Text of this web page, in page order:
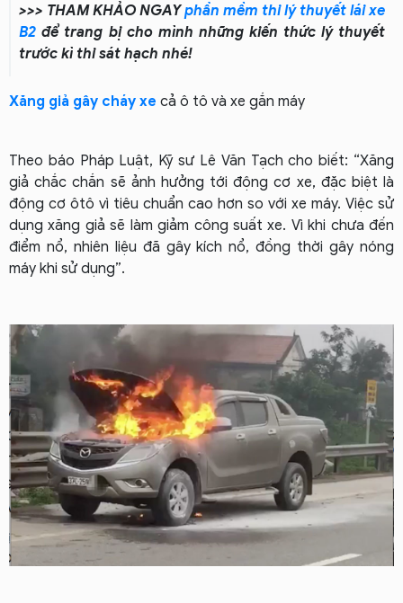
>>> THAM KHẢO NGAYphần mềm thi lý thuyết lái xe
B2 để trang bị cho mình những kiến thức lý thuyết
trước kì thi sát hạch nhé!
Xăng giả gây cháy xe cả ô tô và xe gắn máy
Theo báo Pháp Luật, Kỹ sư Lê Văn Tạch cho biết: “Xăng
giả chắc chắn sẽ ảnh hưởng tới động cơ xe, đặc biệt là
động cơ ôtô vì tiêu chuẩn cao hơn so với xe máy. Việc sử
dụng xăng giả sẽ làm giảm công suất xe. Vì khi chưa đến
điểm nổ, nhiên liệu đã gây kích nổ, đồng thời gây nóng
máy khi sử dụng”.